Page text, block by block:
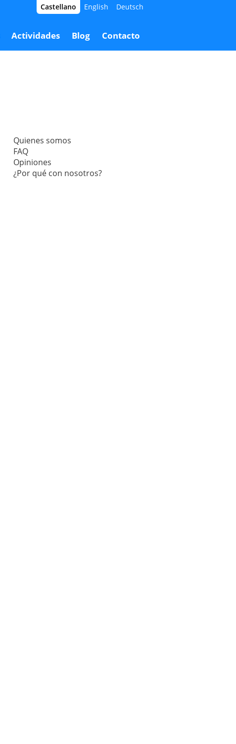
Actividades Blog Contacto
Castellano English Deutsch
Quienes somos
FAQ
Opiniones
¿Por qué con nosotros?